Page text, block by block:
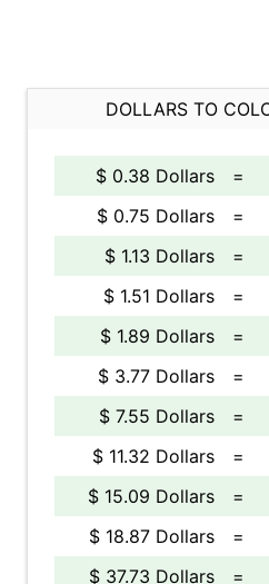
DOLLARS TO
$ 0.38 Dollars =
$ 0.75 Dollars
=
$ 1.13 Dollars
=
$ 1.51 Dollars
=
$ 1.89 Dollars
=
$ 3.77 Dollars
=
$ 7.55 Dollars
=
$ 11.32 Dollars
=
$ 15.09 Dollars
=
$ 18.87 Dollars
=
$ 37.73 Dollars
=